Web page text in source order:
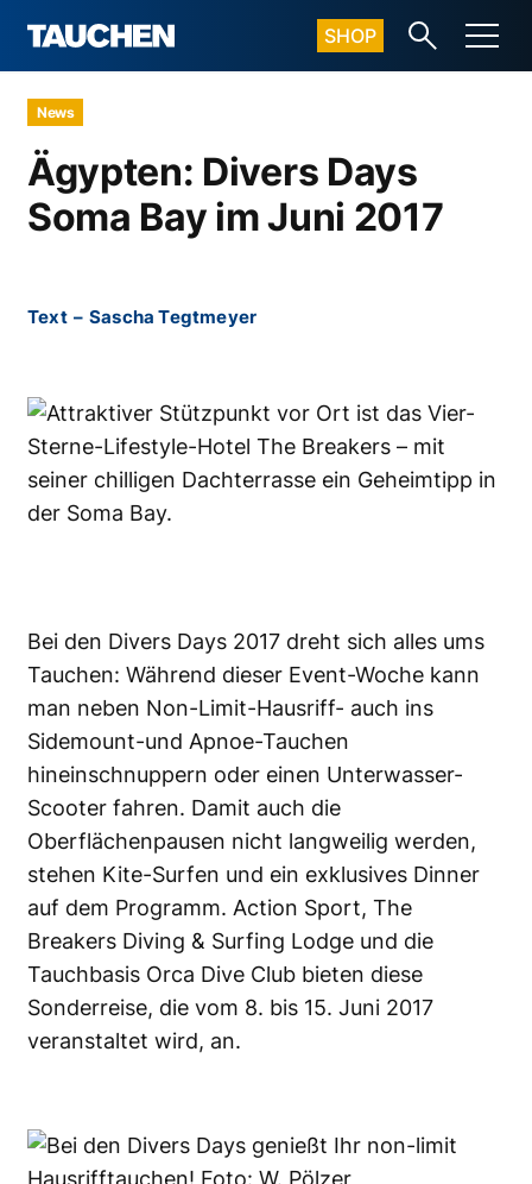
SHOP
News
Ägypten: Divers Days
Soma Bay im Juni 2017
Text – Sascha Tegtmeyer
Bei den Divers Days 2017 dreht sich alles ums
Tauchen: Während dieser Event-Woche kann
man neben Non-Limit-Hausriff- auch ins
Sidemount-und Apnoe-Tauchen
hineinschnuppern oder einen Unterwasser-
Scooter fahren. Damit auch die
Oberflächenpausen nicht langweilig werden,
stehen Kite-Surfen und ein exklusives Dinner
auf dem Programm. Action Sport, The
Breakers Diving & Surfing Lodge und die
Tauchbasis Orca Dive Club bieten diese
Sonderreise, die vom 8. bis 15. Juni 2017
veranstaltet wird, an.